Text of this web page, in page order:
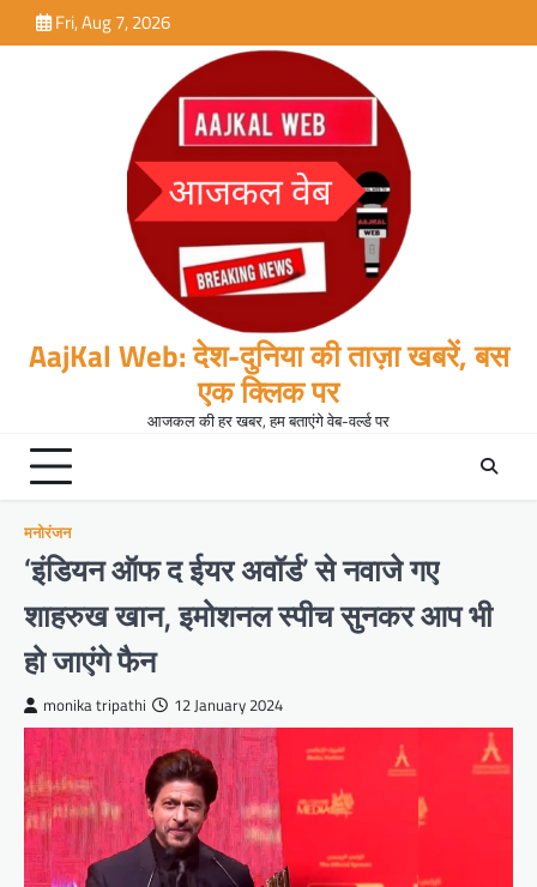
to
Fri, Aug 7, 2026
AajKal Web: देश-दुनिया की ताज़ा खबरें, बस
एक क्लिक पर
आजकल की हर खबर, हम बताएंगे वेब-वर्ल्ड पर
मनोरंजन
‘इंडियन ऑफ द ईयर अवॉर्ड’ से नवाजे गए
शाहरुख खान, इमोशनल स्पीच सुनकर आप भी
हो जाएंगे फैन
monika tripathi 12 January 2024